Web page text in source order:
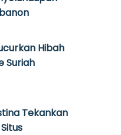
Hibah
Suriah
Tekankan